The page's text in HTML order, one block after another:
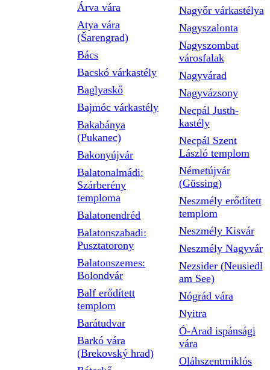
Árva vára
Atya vára
(Šarengrad)
Bács
Bacskó várkastély
Baglyaskő
Bajmóc várkastély
Bakabánya
(Pukanec)
Bakonyújvár
Balatonalmádi:
Szárberény
temploma
Balatonendréd
Balatonszabadi:
Pusztatorony
Balatonszemes:
Bolondvár
Balf erődített
templom
Barátudvar
Barkó vára
(Brekovský hrad)
Nagyőr várkastélya
Nagyszalonta
Nagyszombat
városfalak
Nagyvárad
Nagyvázsony
Necpál Justh-
kastély
Necpál Szent
László templom
Németújvár
(Güssing)
Neszmély erődített
templom
Neszmély Kisvár
Neszmély Nagyvár
Nezsider (Neusiedl
am See)
Nógrád vára
Nyitra
Ó-Arad ispánsági
vára
Oláhszentmiklós